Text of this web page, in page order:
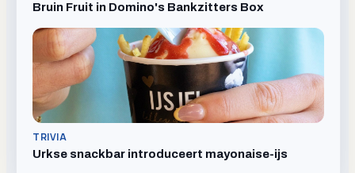
Bruin Fruit in Domino's Bankzitters Box
TRIVIA
Urkse snackbar introduceert mayonaise-ijs